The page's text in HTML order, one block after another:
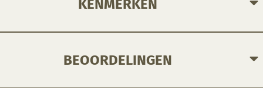
KENMERKEN
BEOORDELINGEN